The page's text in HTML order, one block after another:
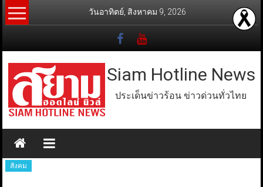
Skip
to
วันอาทิตย์, สิงหาคม 9, 2026
Siam Hotline News
ประเด็นข่าวร้อน ข่าวด่วนทั่วไทย
สังคม